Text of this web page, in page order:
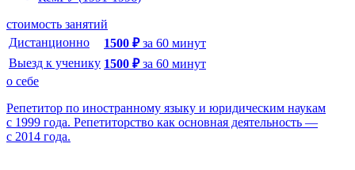
стоимость занятий
Дистанционно
1500 ₽ за 60 минут
Выезд к ученику 1500 ₽ за 60 минут
о себе
Репетитор по иностранному языку и юридическим наукам
с 1999 года. Репетиторство как основная деятельность —
с 2014 года.